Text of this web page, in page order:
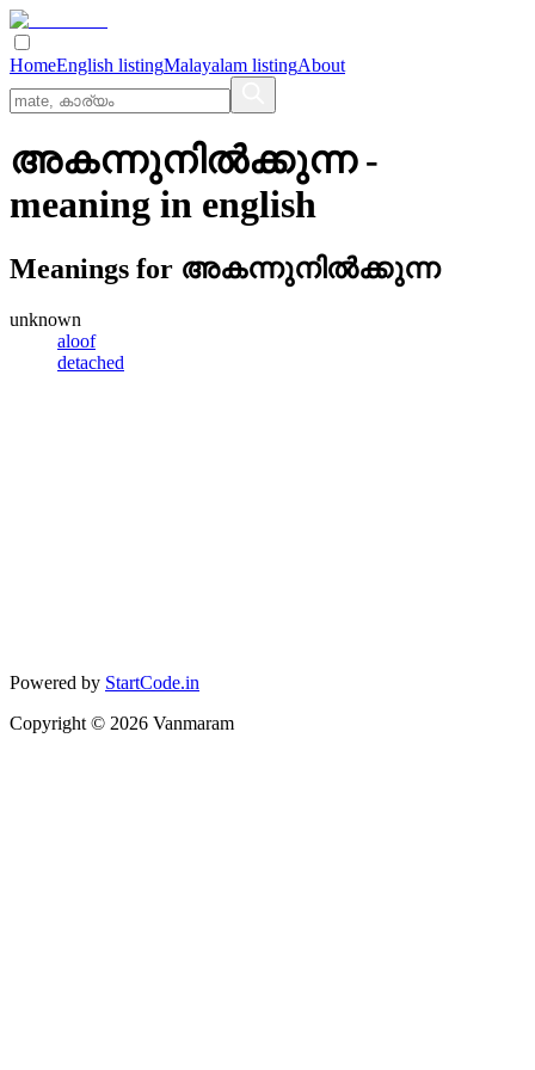
HomeEnglish listingMalayalam listingAbout
അകന്നുനില്‍ക്കുന്ന-
meaning in english
Meanings for അകന്നുനില്‍ക്കുന്ന
unknown
aloof
detached
Powered by StartCode.in
Copyright © 2026 Vanmaram